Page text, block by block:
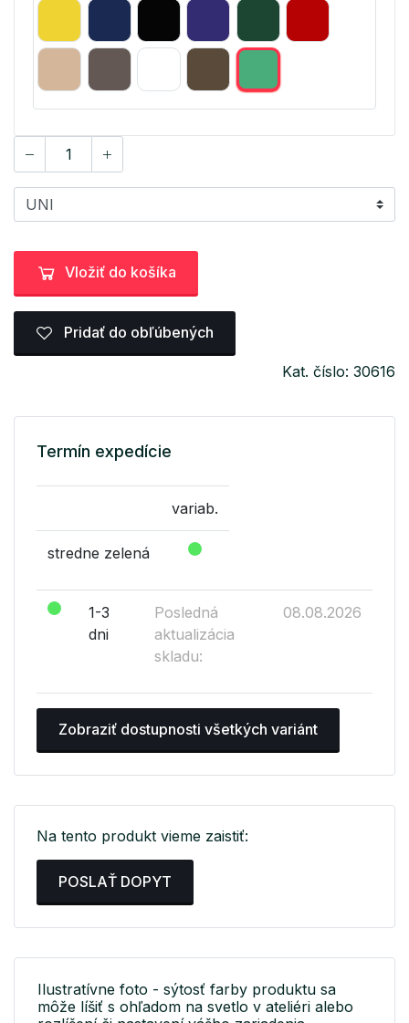
Vložiť do košíka
Pridať do obľúbených
Kat. číslo: 30616
Termín expedície
variab.
stredne zelená
1-3
dni
Posledná
aktualizácia
skladu:
08.08.2026
Zobraziť dostupnosti všetkých variánt
Na tento produkt vieme zaistiť:
POSLAŤ DOPYT
Ilustratívne foto - sýtosť farby produktu sa
môže líšiť s ohľadom na svetlo v ateliéri alebo